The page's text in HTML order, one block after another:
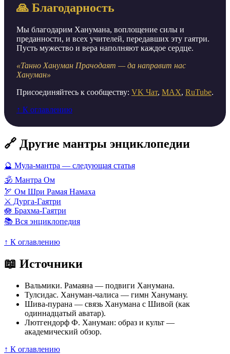
🙏 Благодарность
Мы благодарим Ханумана, воплощение силы и
преданности, и всех учителей, передавших эту гаятри.
Пусть мужество и вера наполняют каждое сердце.
«Танно Хануман Прачодаят — да направит нас
Хануман»
Присоединяйтесь к сообществу: VK Чат, MAX, RuTube.
↑ К оглавлению
🔗 Другие мантры энциклопедии
🔮 Мула-мантра — следующая статья
🕉️ Мантра Ом
🏹 Ом Шри Рамая Намаха
⚔️ Дурга-Гаятри
🪷 Брахма-Гаятри
📚 Вся энциклопедия
↑ К оглавлению
📖 Источники
Вальмики. Рамаяна — подвиги Ханумана.
Тулсидас. Хануман-чалиса — гимн Хануману.
Шива-пурана — связь Ханумана с Шивой (как
одиннадцатый аватар).
Лютгендорф Ф. Хануман: образ и культ —
академический обзор.
↑ К оглавлению